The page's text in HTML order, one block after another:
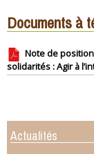
Documents à
Note de
solidarités : Agir à
Actualités